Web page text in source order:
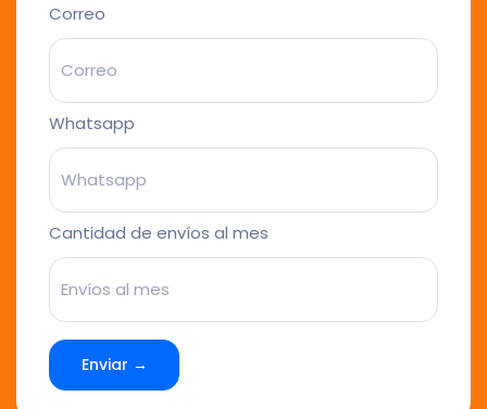
Correo
Whatsapp
Cantidad de envíos al mes
Enviar →